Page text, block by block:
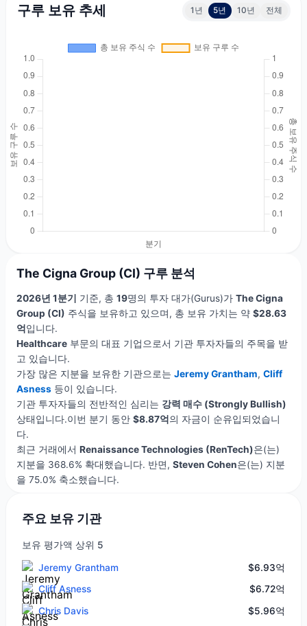
구루 보유 추세 1년 5년 10년 전체
The Cigna Group (CI) 구루 분석
2026년 1분기 기준, 총 19명의 투자 대가(Gurus)가 The Cigna
Group (CI) 주식을 보유하고 있으며, 총 보유 가치는 약 $28.63
억 입니다.
Healthcare부문의 대표 기업으로서 기관 투자자들의 주목을 받
고 있습니다.
가장 많은 지분을 보유한 기관으로는 Jeremy Grantham, Cliff
Asness등이 있습니다.
기관 투자자들의 전반적인 심리는 강력 매수 (Strongly Bullish)
상태입니다.이번 분기 동안 $8.87억 의 자금이 순유입되었습니
다.
최근 거래에서 Renaissance Technologies (RenTech)은(는)
지분을 368.6% 확대했습니다. 반면, Steven Cohen은(는) 지분
을 75.0% 축소했습니다.
주요 보유 기관
보유 평가액 상위 5
Jeremy Grantham
$6.93억
Cliff Asness
$6.72억
Chris Davis
$5.96억